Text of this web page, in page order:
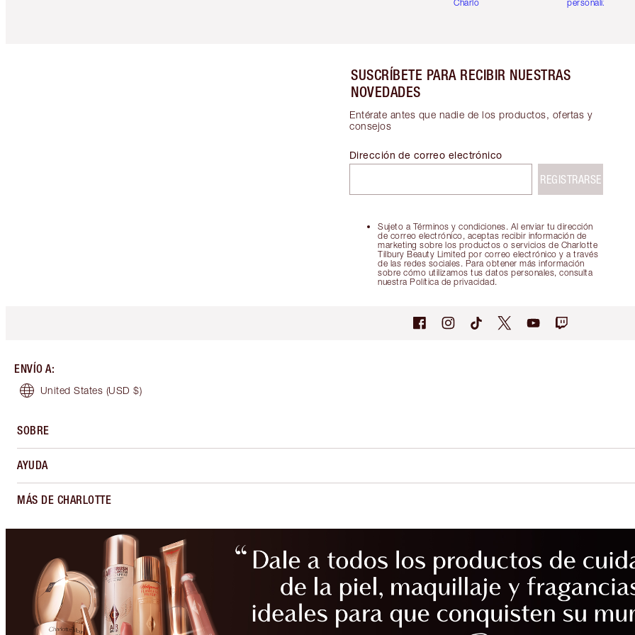
Charlotte
personalizadas
SUSCRÍBETE PARA RECIBIR NUESTRAS
NOVEDADES
Entérate antes que nadie de los productos, ofertas y
consejos
Sujeto a Términos y condiciones. Al enviar tu dirección
de correo electrónico, aceptas recibir información de
marketing sobre los productos o servicios de Charlotte
Tilbury Beauty Limited por correo electrónico y a través
de las redes sociales. Para obtener más información
sobre cómo utilizamos tus datos personales, consulta
nuestra Política de privacidad.
Dirección de correo electrónico
REGISTRARSE
ENVÍO A:
United States (USD $)
SOBRE
AYUDA
MÁS DE CHARLOTTE